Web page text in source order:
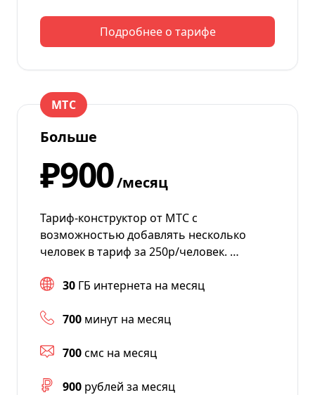
Подробнее о тарифе
МТС
Больше
₽900/месяц
Тариф-конструктор от МТС с
возможностью добавлять несколько
человек в тариф за 250р/человек. …
30 ГБ интернета на месяц
700 минут на месяц
700смс на месяц
900 рублей за месяц